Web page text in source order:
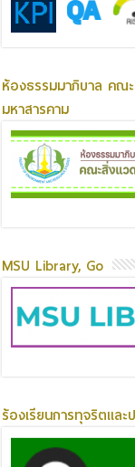
ห้องธรรมมาภิบาล คณ
มหาสารคาม
MSU Library, Go
ร้องเรียนการทุจริตแล